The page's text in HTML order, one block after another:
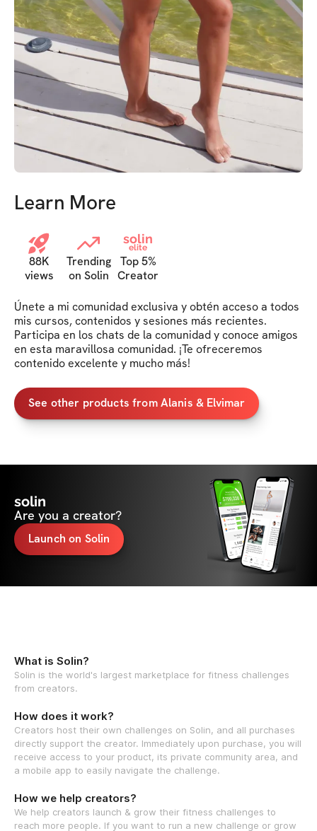
Learn More
88K
views
Trending
on Solin
solin
elite
Top 5%
Creator
Únete a mi comunidad exclusiva y obtén acceso a todos
mis cursos, contenidos y sesiones más recientes.
Participa en los chats de la comunidad y conoce amigos
en esta maravillosa comunidad. ¡Te ofreceremos
contenido excelente y mucho más!
See other products from Alanis & Elvimar
solin
Are you a creator?
Launch on Solin
What is Solin?
Solin is the world's largest marketplace for fitness challenges
from creators.
How does it work?
Creators host their own challenges on Solin, and all purchases
directly support the creator. Immediately upon purchase, you will
receive access to your product, its private community area, and
a mobile app to easily navigate the challenge.
How we help creators?
We help creators launch & grow their fitness challenges to
reach more people. If you want to run a new challenge or grow